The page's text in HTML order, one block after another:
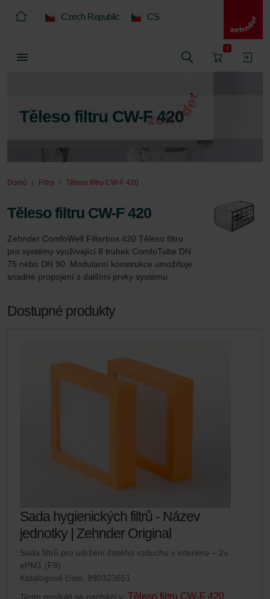
Czech Republic CS
0
Těleso filtru CW-F 420
Domů Filtry Těleso filtru CW-F 420
Těleso filtru CW-F 420
Zehnder ComfoWell Filterbox 420 Těleso filtru
pro systémy využívající 8 trubek ComfoTube DN
75 nebo DN 90. Modulární konstrukce umožňuje
snadné propojení s dalšími prvky systému.
Dostupné produkty
Sada hygienických filtrů - Název
jednotky | Zehnder Original
Sada filtrů pro udržení čistého vzduchu v interiéru – 2x
ePM1 (F9)
Katalogové číslo: 990323651
Tento produkt se nachází v: Těleso filtru CW-F 420